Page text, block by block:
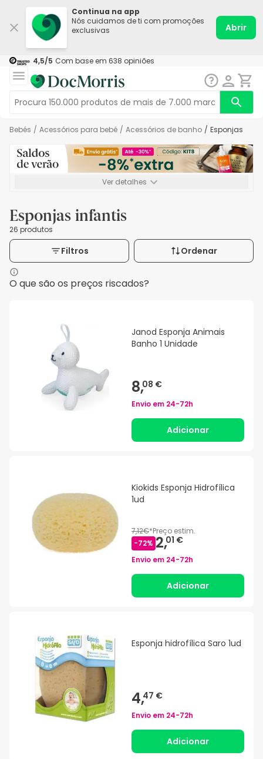
Continua na app
Nós cuidamos de ti com promoções
exclusivas
Abrir
4,5/5 Com base em 638 opiniões
Bebés / Acessórios para bebé / Acessórios de banho / Esponjas
Ver detalhes
Esponjas infantis
26 produtos
Filtros Ordenar
O que são os preços riscados?
Janod Esponja Animais
Banho 1 Unidade
8,08 €
Envio em 24-72h
Adicionar
Kiokids Esponja Hidrofílica
1ud
7,12€*Preço estim.
-72% 2,01 €
Envio em 24-72h
Adicionar
Esponja hidrofílica Saro 1ud
4,47 €
Envio em 24-72h
Adicionar